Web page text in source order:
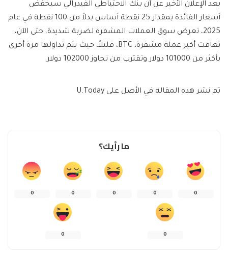
بعد الإعلان الأخير عن أن بنك الاحتياطي الفيدرالي سيخفض
أسعار الفائدة بمقدار 25 نقطة أساس بدلاً من 100 نقطة في عام
2025، تعرض سوق العملات المشفرة لضربة شديدة. حتى الآن،
تعافت أكبر عملة مشفرة، BTC، قليلاً، حيث يتم تداولها مرة أخرى
بأكثر من 101000 دولار وتقترب من تجاوز 102000 دولار.
تم نشر هذه المقالة في الأصل على U.Today
ما رأيك؟
0
0
0
0
0
0
0